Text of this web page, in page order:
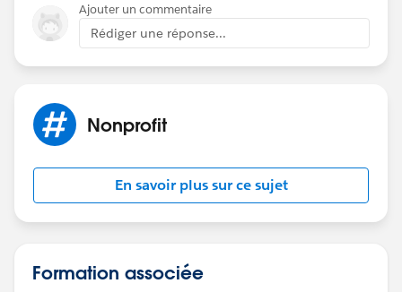
Ajouter un commentaire
Rédiger une réponse...
Nonprofit
En savoir plus sur ce sujet
Formation associée